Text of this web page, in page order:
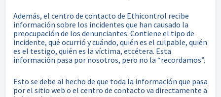
Además, el centro de contacto de Ethicontrol recibe
información sobre los incidentes que han causado la
preocupación de los denunciantes. Contiene el tipo de
incidente, qué ocurrió y cuándo, quién es el culpable, quién
es el testigo, quién es la víctima, etcétera. Esta
información pasa por nosotros, pero no la “recordamos”.
Esto se debe al hecho de que toda la información que pasa
por el sitio web o el centro de contacto va directamente a